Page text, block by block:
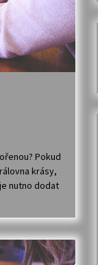
Pokud
krásy,
nutno dodat